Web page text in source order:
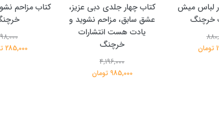
لباس میش
خرچنگ
کتاب چهار جلدی دبی عزیز،
عشق سابق، مزاحم نشوید و
یادت هست انتشارات
خرچنگ
4,196,000
985,000 تومان
کتاب مزاحم
285,000 تومان